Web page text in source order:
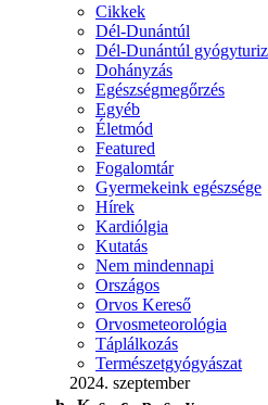
Cikkek
Dél-Dunántúl
Dél-Dunántúl
Dohányzás
Egészségmegőrzés
Egyéb
Életmód
Featured
Fogalomtár
Gyermekeink egészsége
Hírek
Kardiólgia
Kutatás
Nem mindennapi
Országos
Orvos Kereső
Orvosmeteorológia
Táplálkozás
Természetgyógyászat
2024. szeptember